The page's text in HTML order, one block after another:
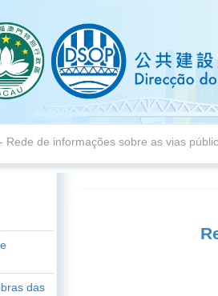
- Rede de informações sobre as vias
das